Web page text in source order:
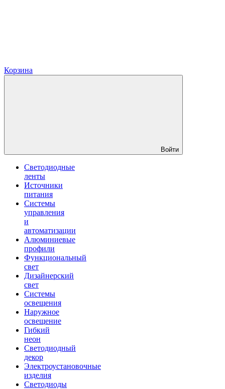
Корзина
Войти
Светодиодные
ленты
Источники
питания
Системы
управления
и
автоматизации
Алюминиевые
профили
Функциональный
свет
Дизайнерский
свет
Системы
освещения
Наружное
освещение
Гибкий
неон
Светодиодный
декор
Электроустановочные
изделия
Светодиоды